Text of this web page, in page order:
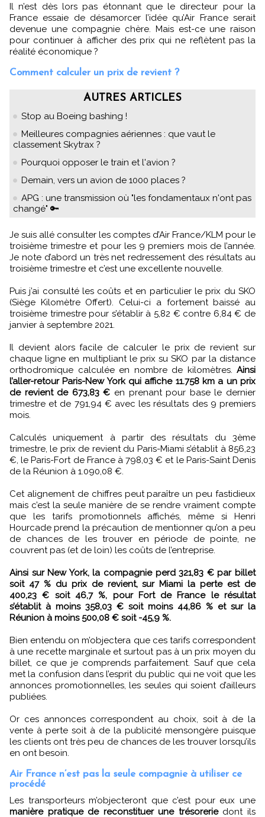
Il n’est dès lors pas étonnant que le directeur pour la
France essaie de désamorcer l’idée qu’Air France serait
devenue une compagnie chère. Mais est-ce une raison
pour continuer à afficher des prix qui ne reflètent pas la
réalité économique ?
Comment calculer un prix de revient ?
AUTRES ARTICLES
Stop au Boeing bashing !
Meilleures compagnies aériennes : que vaut le
classement Skytrax ?
Pourquoi opposer le train et l'avion ?
Demain, vers un avion de 1000 places ?
APG : une transmission où "les fondamentaux n'ont pas
changé" 🔑
Je suis allé consulter les comptes d’Air France/KLM pour le
troisième trimestre et pour les 9 premiers mois de l’année.
Je note d’abord un très net redressement des résultats au
troisième trimestre et c’est une excellente nouvelle.
Puis j’ai consulté les coûts et en particulier le prix du SKO
(Siège Kilomètre Offert). Celui-ci a fortement baissé au
troisième trimestre pour s’établir à 5,82 € contre 6,84 € de
janvier à septembre 2021.
Il devient alors facile de calculer le prix de revient sur
chaque ligne en multipliant le prix su SKO par la distance
orthodromique calculée en nombre de kilomètres. Ainsi
l’aller-retour Paris-New York qui affiche 11.758 km a un prix
de revient de 673,83 € en prenant pour base le dernier
trimestre et de 791,94 € avec les résultats des 9 premiers
mois.
Calculés uniquement à partir des résultats du 3ème
trimestre, le prix de revient du Paris-Miami s’établit à 856,23
€, le Paris-Fort de France à 798,03 € et le Paris-Saint Denis
de la Réunion à 1.090,08 €.
Cet alignement de chiffres peut paraître un peu fastidieux
mais c’est la seule manière de se rendre vraiment compte
que les tarifs promotionnels affichés, même si Henri
Hourcade prend la précaution de mentionner qu’on a peu
de chances de les trouver en période de pointe, ne
couvrent pas (et de loin) les coûts de l’entreprise.
Ainsi sur New York, la compagnie perd 321,83 € par billet
soit 47 % du prix de revient, sur Miami la perte est de
400,23 € soit 46,7 %, pour Fort de France le résultat
s’établit à moins 358,03 € soit moins 44,86 % et sur la
Réunion à moins 500,08 € soit -45,9 %.
Bien entendu on m’objectera que ces tarifs correspondent
à une recette marginale et surtout pas à un prix moyen du
billet, ce que je comprends parfaitement. Sauf que cela
met la confusion dans l’esprit du public qui ne voit que les
annonces promotionnelles, les seules qui soient d’ailleurs
publiées.
Or ces annonces correspondent au choix, soit à de la
vente à perte soit à de la publicité mensongère puisque
les clients ont très peu de chances de les trouver lorsqu’ils
en ont besoin.
Air France n’est pas la seule compagnie à utiliser ce
procédé
Les transporteurs m’objecteront que c’est pour eux une
manière pratique de reconstituer une trésoreriedont ils